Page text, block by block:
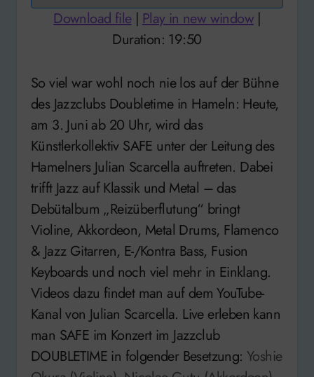
10
Seconds
Forward
Download file| Play in new window|
Duration: 19:50
So viel war wohl noch nie los auf der Bühne
des Jazzclubs Doubletime in Hameln: Heute,
am 3. Juni ab 20 Uhr, wird das
Künstlerkollektiv SAFE unter der Leitung des
Hamelners Julian Scarcella auftreten. Dabei
trifft Jazz auf Klassik und Metal – das
Debütalbum „Reizüberflutung“ bringt
Violine, Akkordeon, Metal Drums, Flamenco
& Jazz Gitarren, E-/Kontra Bass, Fusion
Keyboards und noch viel mehr in Einklang.
Videos dazu findet man auf dem YouTube-
Kanal von Julian Scarcella. Live erleben kann
man SAFE im Konzert im Jazzclub
DOUBLETIME in folgender Besetzung: Yoshie